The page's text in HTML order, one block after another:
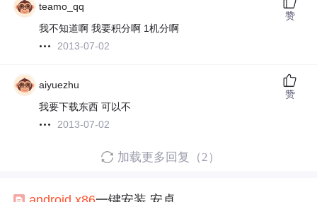
teamo_qq
我不知道啊 我要积分啊 1机分啊
2013-07-02
赞
aiyuezhu
我要下载东西 可以不
2013-07-02
赞
加载更多回复（2）